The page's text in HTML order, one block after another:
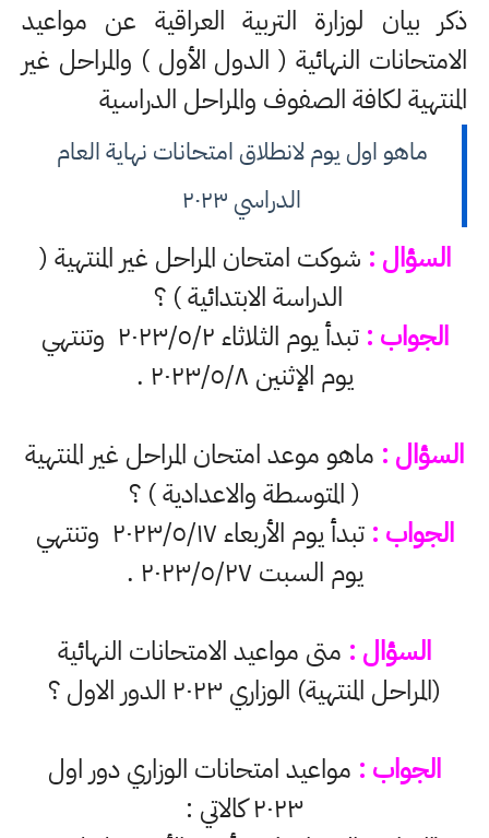
ذكر بيان لوزارة التربية العراقية عن مواعيد
الامتحانات النهائية ( الدول الأول ) والمراحل غير
المنتهية لكافة الصفوف والمراحل الدراسية
ماهو اول يوم لانطلاق امتحانات نهاية العام
الدراسي ٢٠٢٣
السؤال : شوكت امتحان المراحل غير المنتهية (
الدراسة الابتدائية ) ؟
الجواب :
تبدأ يوم الثلاثاء ٢٠٢٣/٥/٢ وتنتهي
يوم الإثنين ٢٠٢٣/٥/٨ .
السؤال : ماهو موعد امتحان المراحل غير المنتهية
( المتوسطة والاعدادية ) ؟
الجواب :
تبدأ يوم الأربعاء ٢٠٢٣/٥/١٧ وتنتهي
يوم السبت ٢٠٢٣/٥/٢٧ .
السؤال : متى مواعيد الامتحانات النهائية
(المراحل المنتهية) الوزاري ٢٠٢٣ الدور الاول ؟
الجواب : مواعيد امتحانات الوزاري دور اول
٢٠٢٣ كالاتي :